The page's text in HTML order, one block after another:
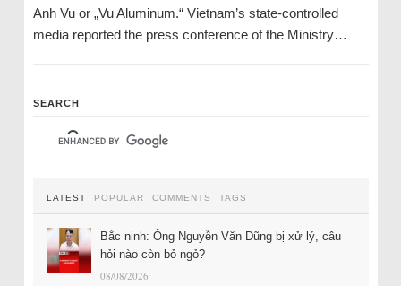
Anh Vu or „Vu Aluminum.“ Vietnam’s state-controlled
media reported the press conference of the Ministry…
SEARCH
LATEST POPULAR COMMENTS TAGS
Bắc ninh: Ông Nguyễn Văn Dũng bị xử lý, câu
hỏi nào còn bỏ ngỏ?
08/08/2026